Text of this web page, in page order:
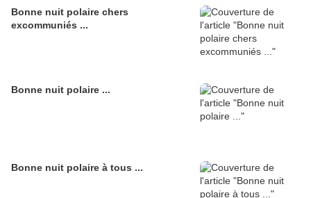
Bonne nuit polaire chers
excommuniés ...
Bonne nuit polaire ...
Bonne nuit polaire à tous ...